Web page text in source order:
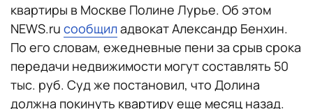
квартиры в Москве Полине Лурье. Об этом
NEWS.ru сообщиладвокат Александр Бенхин.
По его словам, ежедневные пени за срыв срока
передачи недвижимости могут составлять 50
тыс. руб. Суд же постановил, что Долина
должна покинуть квартиру еще месяц назад.